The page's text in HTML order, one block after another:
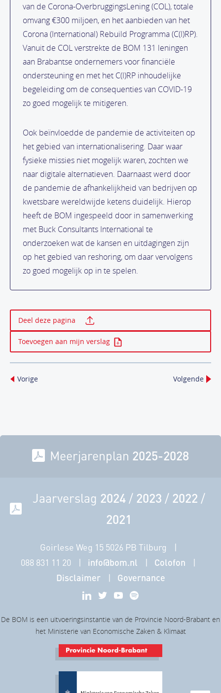
van de Corona-OverbruggingsLening (COL), totale
omvang €300 miljoen, en het aanbieden van het
Corona (International) Rebuild Programma (C(I)RP).
Vanuit de COL verstrekte de BOM 131 leningen
aan Brabantse ondernemers voor financiële
ondersteuning en met het C(I)RP inhoudelijke
begeleiding om de consequenties van COVID-19
zo goed mogelijk te mitigeren.
Ook beïnvloedde de pandemie de activiteiten op
het gebied van internationalisering. Daar waar
fysieke missies niet mogelijk waren, zochten we
naar digitale alternatieven. Daarnaast werd door
de pandemie de afhankelijkheid van bedrijven op
kwetsbare wereldwijde ketens duidelijk. Hierop
heeft de BOM ingespeeld door in samenwerking
met Buck Consultants International te
onderzoeken wat de kansen en uitdagingen zijn
op het gebied van reshoring, om daar vervolgens
zo goed mogelijk op in te spelen.
Deel deze pagina
Toevoegen aan mijn verslag
Vorige Volgende
Meerjarenplan 2025-2028
Jaarverslag 2024/ 2023 / 2022 /
2021
Goirlese Weg 15 5026 PB Tilburg
088 831 11 20
info@bom.nl
Colofon
Disclaimer
Governance
De BOM is een uitvoeringsinstantie van de Provincie Noord-Brabant en
het Ministerie van Economische Zaken & Klimaat